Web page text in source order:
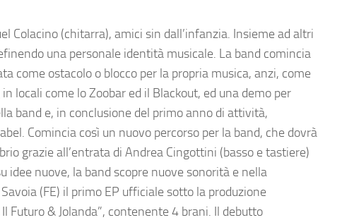
Colacino (chitarra), amici sin dall’infanzia. Insieme ad altri
una personale identità musicale. La band comincia
come ostacolo o blocco per la propria musica, anzi, come
locali come lo Zoobar ed il Blackout, ed una demo per
band e, in conclusione del primo anno di attività,
. Comincia così un nuovo percorso per la band, che dovrà
grazie all’entrata di Andrea Cingottini (basso e tastiere)
idee nuove, la band scopre nuove sonorità e nella
(FE) il primo EP ufficiale sotto la produzione
Futuro & Jolanda”, contenente 4 brani. Il debutto